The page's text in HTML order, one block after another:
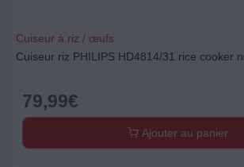
Cuiseur à riz / œufs
Cuiseur riz PHILIPS HD4814/31 rice cooker
79,99€
Ajouter au panier